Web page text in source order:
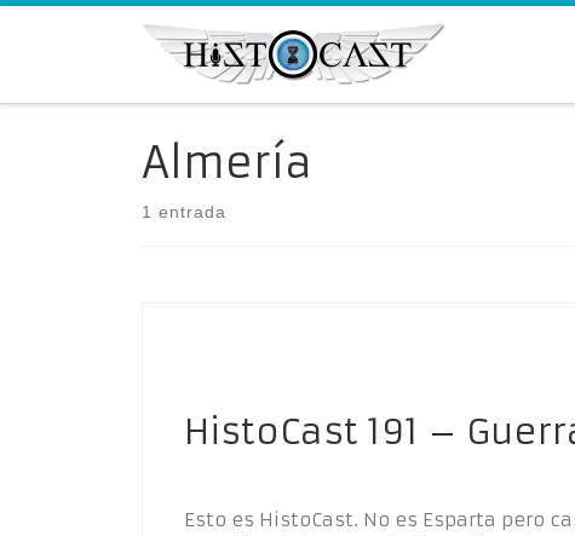
Saltar al contenido
Almería
1 entrada
HistoCast 191 –
Esto es HistoCast. No es Esparta pero